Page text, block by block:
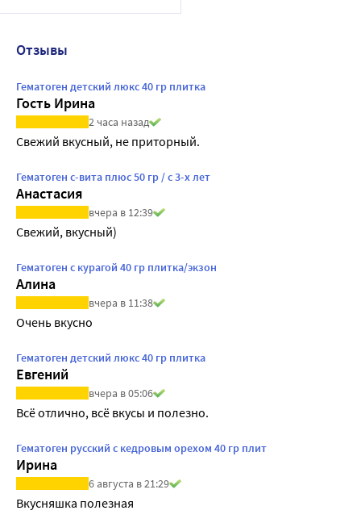
Отзывы
Гематоген детский люкс 40 гр плитка
Гость Ирина
2 часа назад
Свежий вкусный, не приторный.
Гематоген с-вита плюс 50 гр / с 3-х лет
Анастасия
вчера в 12:39
Свежий, вкусный)
Гематоген с курагой 40 гр плитка/экзон
Алина
вчера в 11:38
Очень вкусно
Гематоген детский люкс 40 гр плитка
Евгений
вчера в 05:06
Всё отлично, всё вкусы и полезно.
Гематоген русский с кедровым орехом 40 гр плит
Ирина
6 августа в 21:29
Вкусняшка полезная